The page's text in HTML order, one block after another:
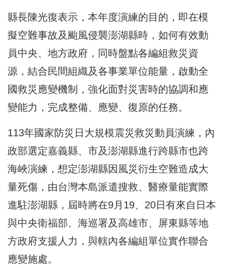
縣長陳光復表示，本年度演練的目的，即在模
擬空難事故及颱風侵襲澎湖縣時，如何有效動
員中央、地方政府，同時盤點各編組救災資
源，結合民間組織及各事業單位能量，啟動全
國救災應變機制，強化面對災害時的協調和應
變能力，完成整備、應變、復原的任務。
113年國家防災日大規模震災救災動員演練，內
政部選定嘉義縣、市及澎湖縣進行跨縣市也跨
海峽演練，想定澎湖縣因風災衍生空難造成大
量死傷，由台灣本島派遣搜救、醫療量能實際
進駐澎湖縣，屆時將在9月19、20日有來自日本
與中央衛福部、海巡署及高雄市、屏東縣等地
方政府支援人力，與轄內各編組單位實作聯合
應變施處。